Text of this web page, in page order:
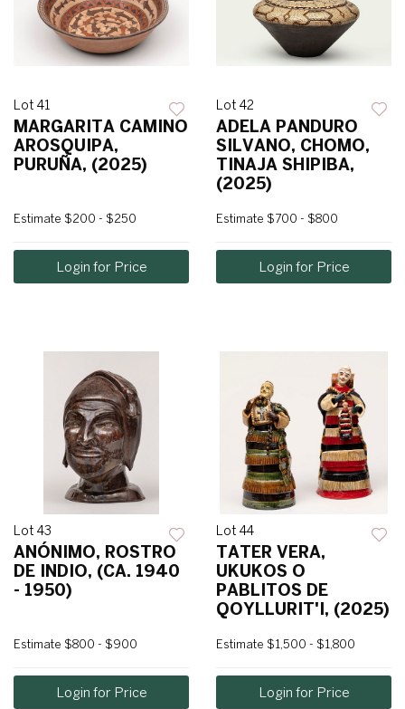
Lot 41
MARGARITA CAMINO
AROSQUIPA,
PURUÑA, (2025)
Estimate $200 - $250
Login for Price
Lot 42
ADELA PANDURO
SILVANO, CHOMO,
TINAJA SHIPIBA,
(2025)
Estimate $700 - $800
Login for Price
Lot 43
ANÓNIMO, ROSTRO
DE INDIO, (CA. 1940
- 1950)
Estimate $800 - $900
Login for Price
Lot 44
TATER VERA,
UKUKOS O
PABLITOS DE
QOYLLURIT'I, (2025)
Estimate $1,500 - $1,800
Login for Price